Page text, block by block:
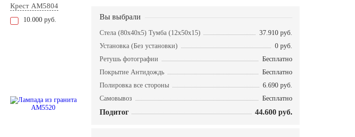
Крест AM5804
10.000 руб. Вы выбрали
Стела (80x40x5) Тумба (12x50x15)
37.910 руб.
Установка (Без установки)
0 руб.
Ретушь фотографии
Бесплатно
Покрытие Антидождь
Бесплатно
Полировка все стороны
6.690 руб.
Самовывоз
Бесплатно
Подитог 44.600 руб.